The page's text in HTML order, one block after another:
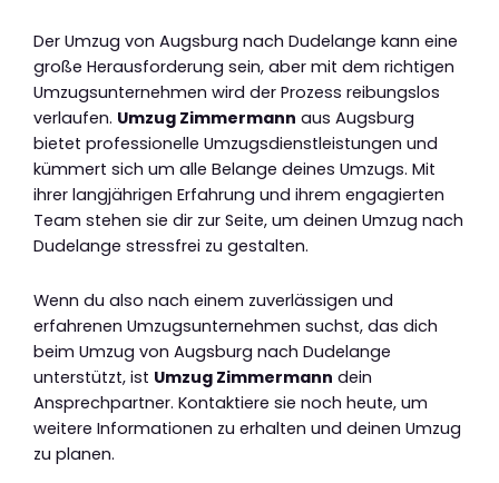
Der Umzug von Augsburg nach Dudelange kann eine
große Herausforderung sein, aber mit dem richtigen
Umzugsunternehmen wird der Prozess reibungslos
verlaufen. Umzug Zimmermann aus Augsburg
bietet professionelle Umzugsdienstleistungen und
kümmert sich um alle Belange deines Umzugs. Mit
ihrer langjährigen Erfahrung und ihrem engagierten
Team stehen sie dir zur Seite, um deinen Umzug nach
Dudelange stressfrei zu gestalten.
Wenn du also nach einem zuverlässigen und
erfahrenen Umzugsunternehmen suchst, das dich
beim Umzug von Augsburg nach Dudelange
unterstützt, ist Umzug Zimmermann dein
Ansprechpartner. Kontaktiere sie noch heute, um
weitere Informationen zu erhalten und deinen Umzug
zu planen.